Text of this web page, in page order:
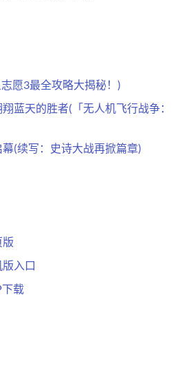
愿3最全攻略大揭秘！)
蓝天的胜者(「无人机飞行战争：
(续写：史诗大战再掀篇章)
入口
载